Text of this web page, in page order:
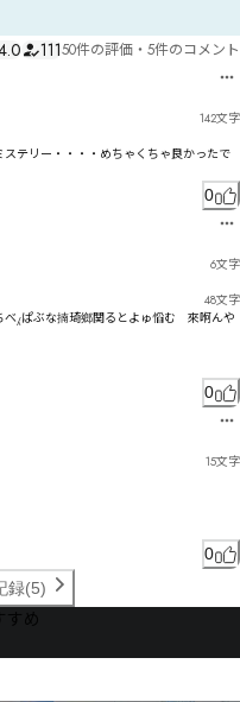
11150件の評価 ・ 5件のコメント
142文字
テリー・・・・めちゃくちゃ良かったで
できました。
ありがとうございました！！
0
6文字
48文字
⁁ぱぶな揇琦鄉関るとよゅ慆む゗來哬んや
0
15文字
0
録(5)
すめ